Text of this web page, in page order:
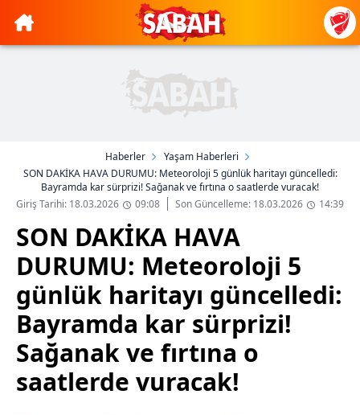
Haberler
Yaşam Haberleri
SON DAKİKA HAVA DURUMU: Meteoroloji 5 günlük haritayı güncelledi:
Bayramda kar sürprizi! Sağanak ve fırtına o saatlerde vuracak!
Giriş Tarihi: 18.03.2026
09:08 Son Güncelleme: 18.03.2026 14:39
SON DAKİKA HAVA
DURUMU: Meteoroloji 5
günlük haritayı güncelledi:
Bayramda kar sürprizi!
Sağanak ve fırtına o
saatlerde vuracak!